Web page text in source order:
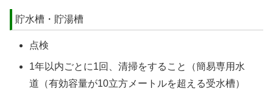
貯水槽・貯湯槽
点検
1年以内ごとに1回、清掃をすること（簡易専用水
道（有効容量が10立方メートルを超える受水槽）